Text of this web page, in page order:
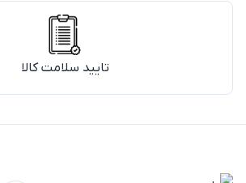
تایید سلامت کالا